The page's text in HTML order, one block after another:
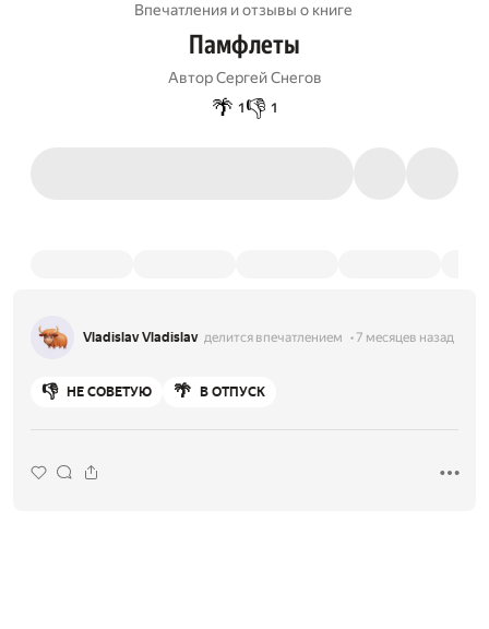
Впечатления и отзывы о книге
Памфлеты
Автор Сергей Снегов
🌴 1 👎 1
Vladislav Vladislav делится впечатлением 7 месяцев назад
👎 НЕ СОВЕТУЮ 🌴 В ОТПУСК